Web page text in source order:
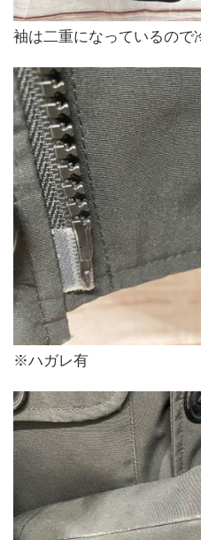
袖は二重になっているので
※ハガレ有